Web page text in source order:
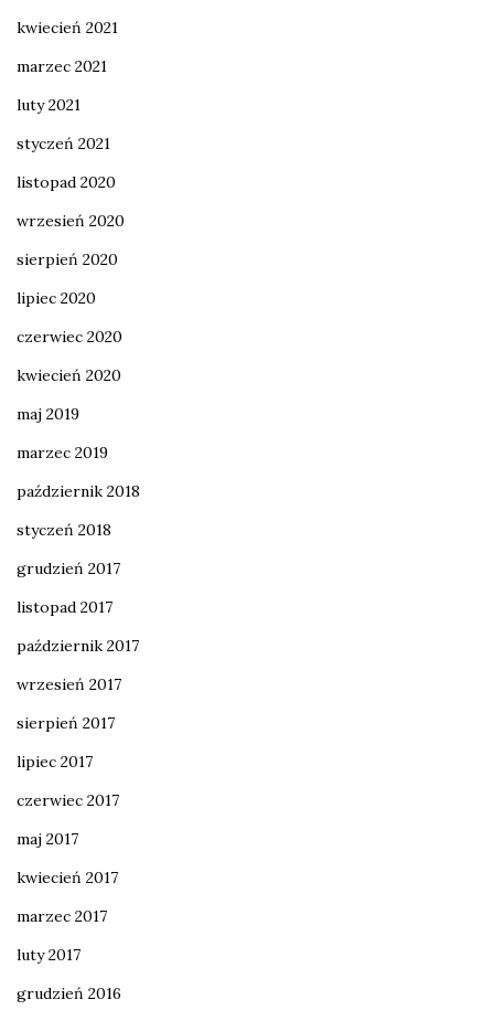
kwiecień 2021
marzec 2021
luty 2021
styczeń 2021
listopad 2020
wrzesień 2020
sierpień 2020
lipiec 2020
czerwiec 2020
kwiecień 2020
maj 2019
marzec 2019
październik 2018
styczeń 2018
grudzień 2017
listopad 2017
październik 2017
wrzesień 2017
sierpień 2017
lipiec 2017
czerwiec 2017
maj 2017
kwiecień 2017
marzec 2017
luty 2017
grudzień 2016